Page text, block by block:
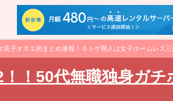
子オネエ的まとめ速報！ネトゲ廃人は女子ホームレス
！50代無職独身ガ